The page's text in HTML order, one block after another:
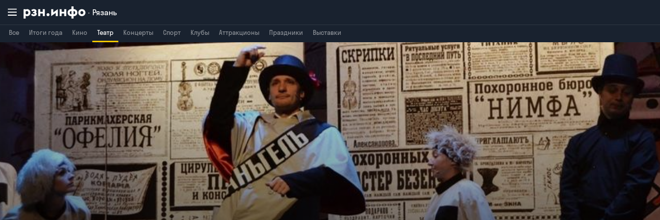
Рязань
Все Итоги года Кино Театр Концерты Спорт Клубы Аттракционы Праздники Выставки